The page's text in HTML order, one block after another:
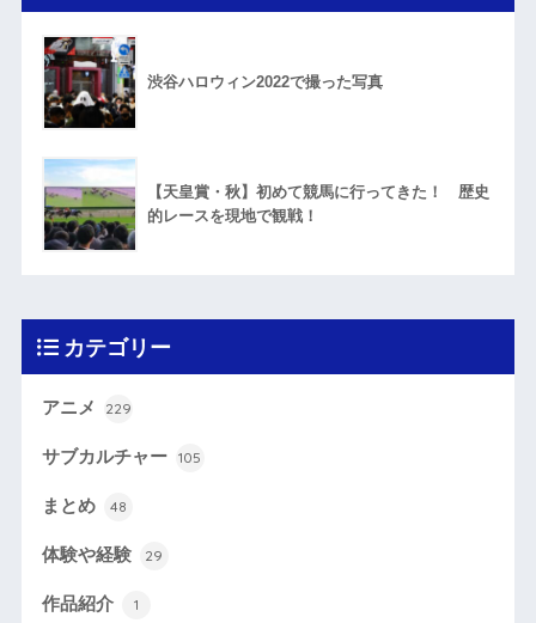
渋谷ハロウィン2022で撮った写真
【天皇賞・秋】初めて競馬に行ってきた！ 歴史
的レースを現地で観戦！
カテゴリー
アニメ 229
サブカルチャー 105
まとめ 48
体験や経験 29
作品紹介 1